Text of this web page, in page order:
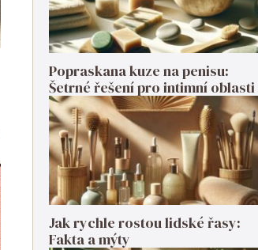
Popraskana kuze na penisu:
Šetrné řešení pro intimní oblasti
Jak rychle rostou lidské řasy:
Fakta a mýty